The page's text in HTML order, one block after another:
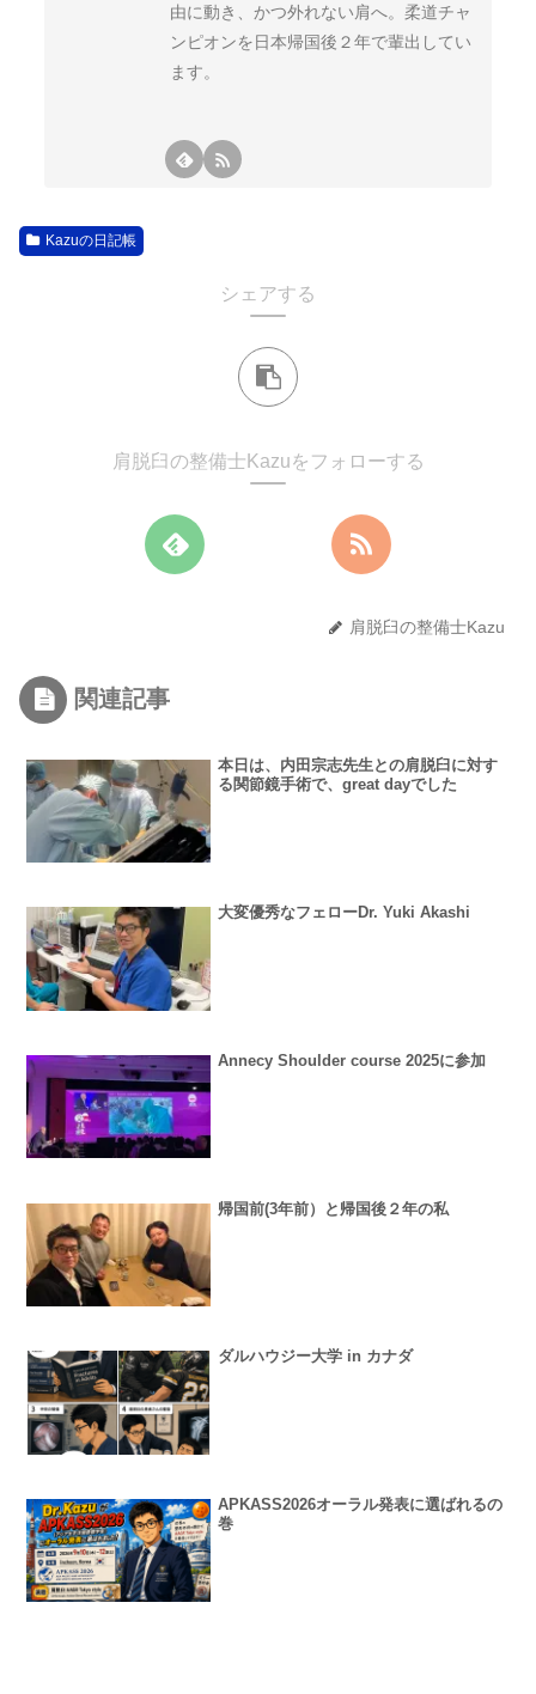
由に動き、かつ外れない肩へ。柔道チャ
ンピオンを日本帰国後２年で輩出してい
ます。
Kazuの日記帳
シェアする
肩脱臼の整備士Kazuをフォローする
肩脱臼の整備士Kazu
関連記事
本日は、内田宗志先生との肩脱臼に対す
る関節鏡手術で、great dayでした
大変優秀なフェローDr. Yuki Akashi
Annecy Shoulder course 2025に参加
帰国前(3年前）と帰国後２年の私
ダルハウジー大学 in カナダ
APKASS2026オーラル発表に選ばれるの
巻